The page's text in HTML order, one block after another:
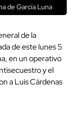
de García Luna
de la
de este lunes 5
en un operativo
y el
a Luis Cárdenas